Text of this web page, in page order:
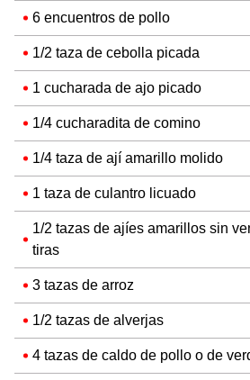
6 encuentros de pollo
1/2 taza de cebolla picada
1 cucharada de ajo picado
1/4 cucharadita de comino
1/4 taza de ají amarillo molido
1 taza de culantro licuado
1/2 tazas de ajíes amarillos sin
tiras
3 tazas de arroz
1/2 tazas de alverjas
4 tazas de caldo de pollo o de